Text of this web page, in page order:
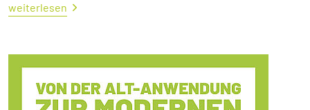
weiterlesen